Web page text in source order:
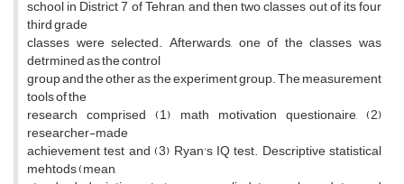
school in District 7 of Tehran, and then two classes out of its four
third grade
classes were selected. Afterwards, one of the classes was
detrmined as the control
group and the other as the experiment group. The measurement
tools of the
research comprised (1) math motivation questionaire, (2)
researcher-made
achievement test and (3) Ryan's IQ test. Descriptive statistical
mehtods (mean,